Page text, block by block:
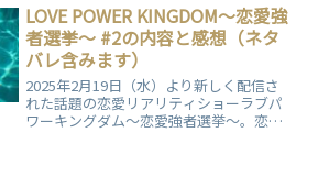
す。
LOVE POWER KINGDOM〜恋愛強
者選挙〜 #2の内容と感想（ネタ
バレ含みます）
2025年2月19日（水）より新しく配信さ
れた話題の恋愛リアリティショーラブパ
ワーキングダム〜恋愛強者選挙〜。恋愛